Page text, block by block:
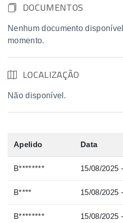
DOCUMENTOS
Nenhum documento
momento.
LOCALIZAÇÃO
Não disponível.
Apelido Data
B******** 15/08/2025
B**** 15/08/2025
B******** 15/08/2025